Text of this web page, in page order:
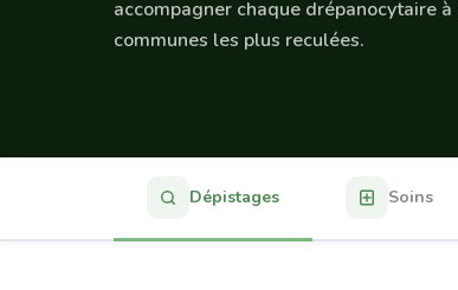
accompagner chaque drépanocytaire
communes les plus reculées.
Dépistages Soins